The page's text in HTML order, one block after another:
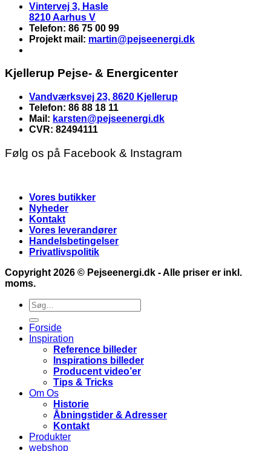
Vintervej 3, Hasle
8210 Aarhus V
Telefon: 86 75 00 99
Projekt mail: martin@pejseenergi.dk
Kjellerup Pejse- & Energicenter
Vandværksvej 23, 8620 Kjellerup
Telefon: 86 88 18 11
Mail: karsten@pejseenergi.dk
CVR: 82494111
Følg os på Facebook & Instagram
Vores butikker
Nyheder
Kontakt
Vores leverandører
Handelsbetingelser
Privatlivspolitik
Copyright 2026 © Pejseenergi.dk - Alle priser er inkl.
moms.
Søg
efter:
Forside
Inspiration
Reference billeder
Inspirations billeder
Producent video’er
Tips & Tricks
Om Os
Historie
Åbningstider & Adresser
Kontakt
Produkter
webshop